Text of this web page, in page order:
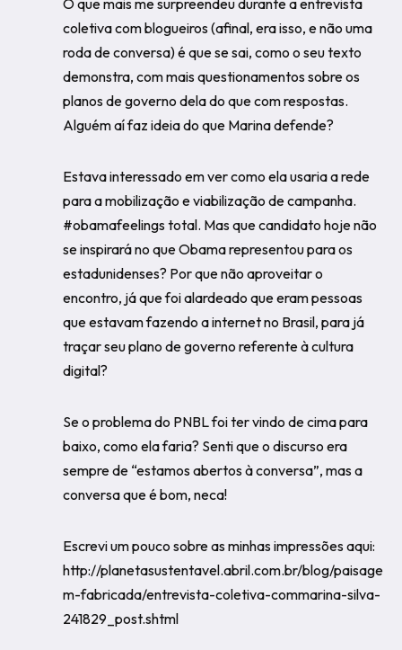
O que mais me surpreendeu durante a entrevista
coletiva com blogueiros (afinal, era isso, e não uma
roda de conversa) é que se sai, como o seu texto
demonstra, com mais questionamentos sobre os
planos de governo dela do que com respostas.
Alguém aí faz ideia do que Marina defende?
Estava interessado em ver como ela usaria a rede
para a mobilização e viabilização de campanha.
#obamafeelings total. Mas que candidato hoje não
se inspirará no que Obama representou para os
estadunidenses? Por que não aproveitar o
encontro, já que foi alardeado que eram pessoas
que estavam fazendo a internet no Brasil, para já
traçar seu plano de governo referente à cultura
digital?
Se o problema do PNBL foi ter vindo de cima para
baixo, como ela faria? Senti que o discurso era
sempre de “estamos abertos à conversa”, mas a
conversa que é bom, neca!
Escrevi um pouco sobre as minhas impressões aqui:
http://planetasustentavel.abril.com.br/blog/paisage
m-fabricada/entrevista-coletiva-commarina-silva-
241829_post.shtml